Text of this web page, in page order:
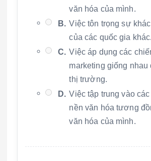
văn hóa của mình.
B. Việc tôn trọng sự
của các quốc gia khác.
C. Việc áp dụng các
marketing giống nhau
thị trường.
D. Việc tập trung vào
nền văn hóa tương
văn hóa của mình.